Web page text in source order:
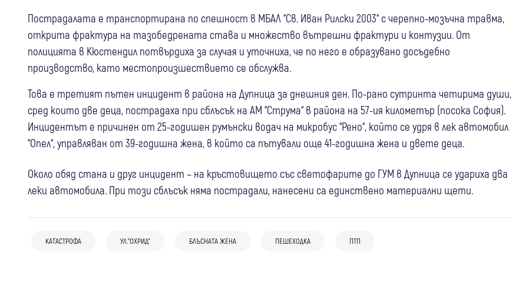
Пострадалата е транспортирана по спешност в МБАЛ “Св. Иван Рилски 2003“ с черепно-мозъчна травма,
открита фрактура на тазобедрената става и множество вътрешни фрактури и контузии. От
полицията в Кюстендил потвърдиха за случая и уточниха, че по него е образувано досъдебно
производство, като местопроизшествието се обслужва.
Това е третият пътен инцидент в района на Дупница за днешния ден. По-рано сутринта четирима души,
сред които две деца, пострадаха при сблъсък на АМ “Струма“ в района на 57-ия километър (посока София).
Инцидентът е причинен от 25-годишен румънски водач на микробус “Рено“, който се удря в лек автомобил
“Опел“, управляван от 39-годишна жена, в който са пътували още 41-годишна жена и двете деца.
Около обяд стана и друг инцидент – на кръстовището със светофарите до ГУМ в Дупница се удариха два
леки автомобила. При този сблъсък няма пострадали, нанесени са единствено материални щети.
КАТАСТРОФА УЛ."ОХРИД" БЛЪСНАТА ЖЕНА ПЕШЕХОДКА ПТП
катастрофа в Дупница
катастрофа на входа на Банско
годишен шофьор е в болница след
докато ползвала телефон, брат ѝ е с
Съдът остави под домашен арест
Прекратяват разследването за